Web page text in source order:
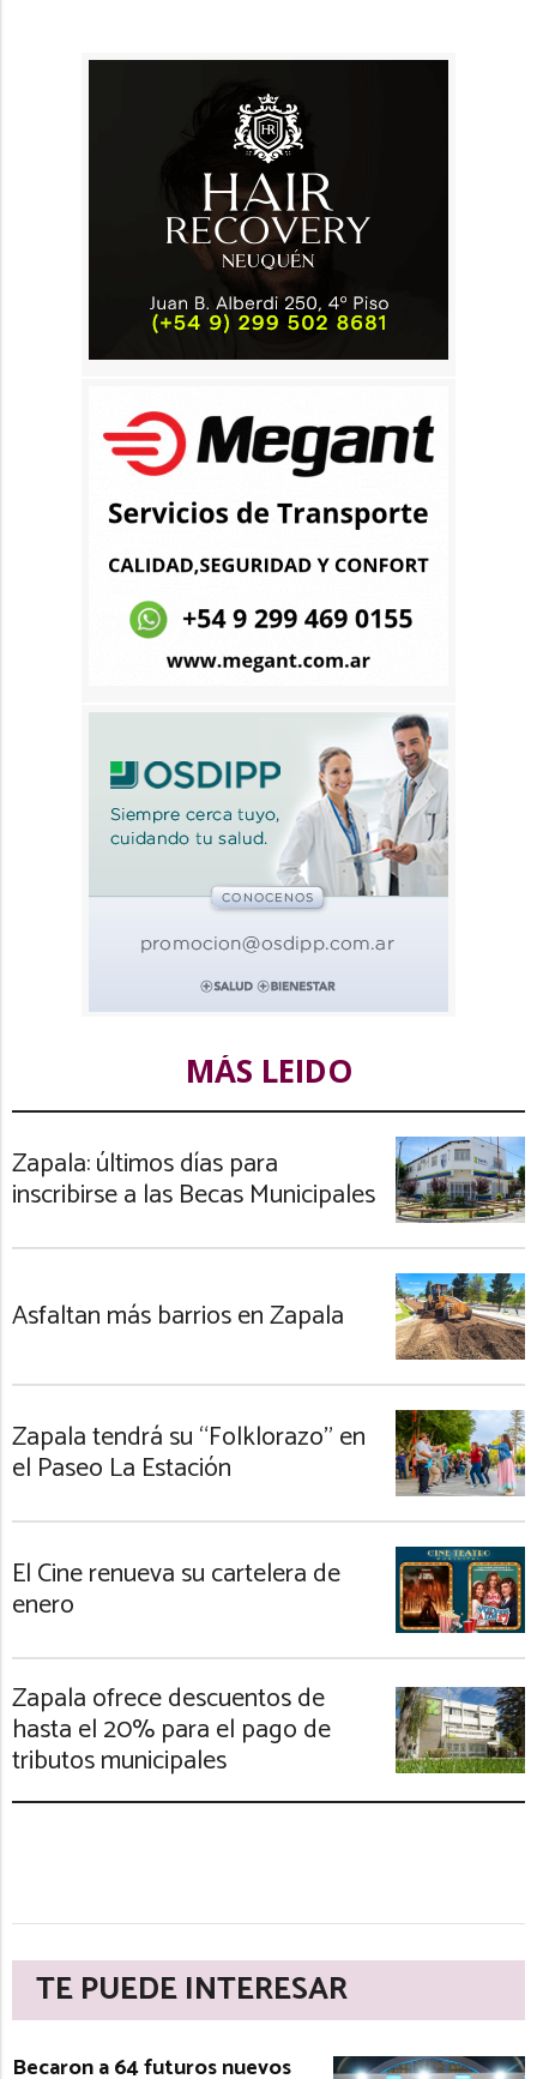
MÁS LEIDO
Zapala: últimos días para
inscribirse a las Becas Municipales
Asfaltan más barrios en Zapala
Zapala tendrá su “Folklorazo” en
el Paseo La Estación
El Cine renueva su cartelera de
enero
Zapala ofrece descuentos de
hasta el 20% para el pago de
tributos municipales
TE PUEDE INTERESAR
Becaron a 64 futuros nuevos